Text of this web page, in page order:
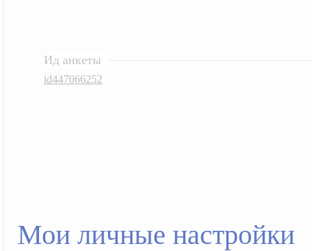
Ид анкеты
id447066252
Мои личные настройки